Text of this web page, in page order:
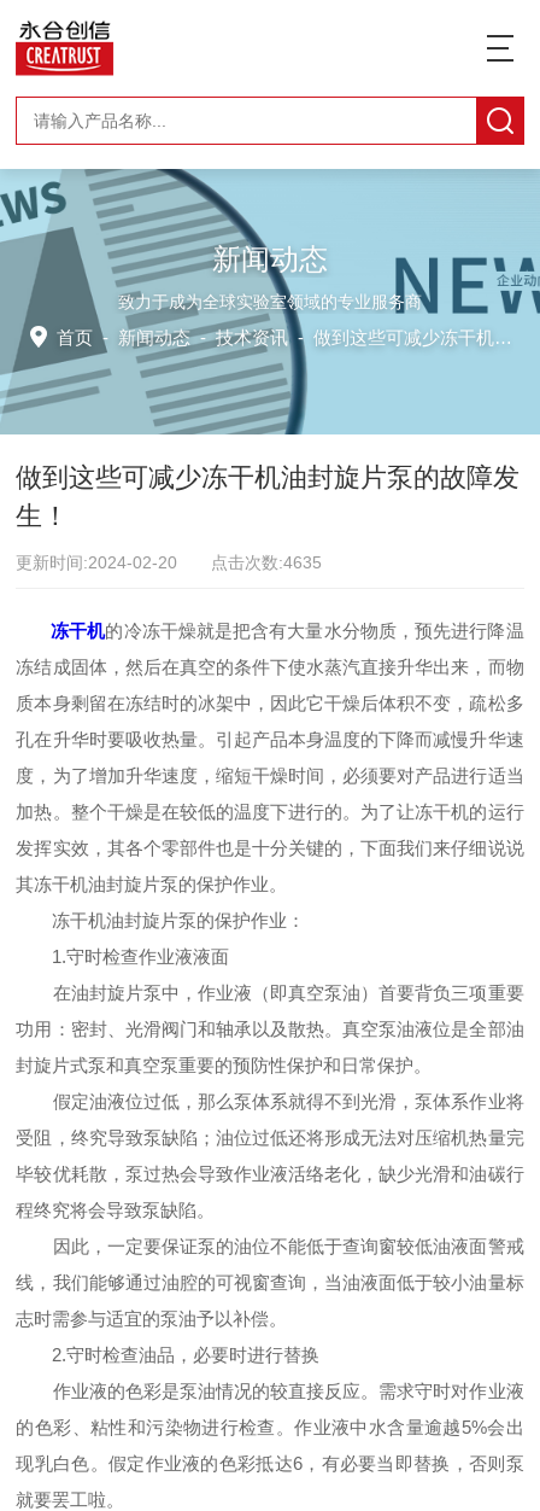
新闻动态
致力于成为全球实验室领域的专业服务商
首页 - 新闻动态-技术资讯 -做到这些可减少冻干机油封旋片泵的故障发生！
做到这些可减少冻干机油封旋片泵的故障发
生！
更新时间:2024-02-20 点击次数:4635
冻干机的冷冻干燥就是把含有大量水分物质，预先进行降温
冻结成固体，然后在真空的条件下使水蒸汽直接升华出来，而物
质本身剩留在冻结时的冰架中，因此它干燥后体积不变，疏松多
孔在升华时要吸收热量。引起产品本身温度的下降而减慢升华速
度，为了增加升华速度，缩短干燥时间，必须要对产品进行适当
加热。整个干燥是在较低的温度下进行的。为了让冻干机的运行
发挥实效，其各个零部件也是十分关键的，下面我们来仔细说说
其冻干机油封旋片泵的保护作业。
冻干机油封旋片泵的保护作业：
1.守时检查作业液液面
在油封旋片泵中，作业液（即真空泵油）首要背负三项重要
功用：密封、光滑阀门和轴承以及散热。真空泵油液位是全部油
封旋片式泵和真空泵重要的预防性保护和日常保护。
假定油液位过低，那么泵体系就得不到光滑，泵体系作业将
受阻，终究导致泵缺陷；油位过低还将形成无法对压缩机热量完
毕较优耗散，泵过热会导致作业液活络老化，缺少光滑和油碳行
程终究将会导致泵缺陷。
因此，一定要保证泵的油位不能低于查询窗较低油液面警戒
线，我们能够通过油腔的可视窗查询，当油液面低于较小油量标
志时需参与适宜的泵油予以补偿。
2.守时检查油品，必要时进行替换
作业液的色彩是泵油情况的较直接反应。需求守时对作业液
的色彩、粘性和污染物进行检查。作业液中水含量逾越5%会出
现乳白色。假定作业液的色彩抵达6，有必要当即替换，否则泵
就要罢工啦。